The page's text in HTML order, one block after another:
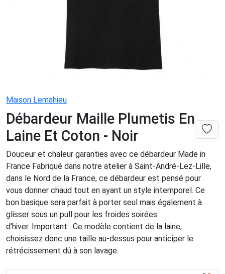
Maison Lemahieu
Débardeur Maille Plumetis En
Laine Et Coton - Noir
Douceur et chaleur garanties avec ce débardeur Made in
France Fabriqué dans notre atelier à Saint-André-Lez-Lille,
dans le Nord de la France, ce débardeur est pensé pour
vous donner chaud tout en ayant un style intemporel. Ce
bon basique sera parfait à porter seul mais également à
glisser sous un pull pour les froides soirées
d'hiver. Important : Ce modèle contient de la laine,
choisissez donc une taille au-dessus pour anticiper le
rétrécissement dû à son lavage.